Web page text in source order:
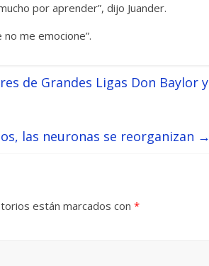
por aprender”, dijo Juander.
me emocione”.
de Grandes Ligas Don Baylor y
las neuronas se reorganizan →
están marcados con *